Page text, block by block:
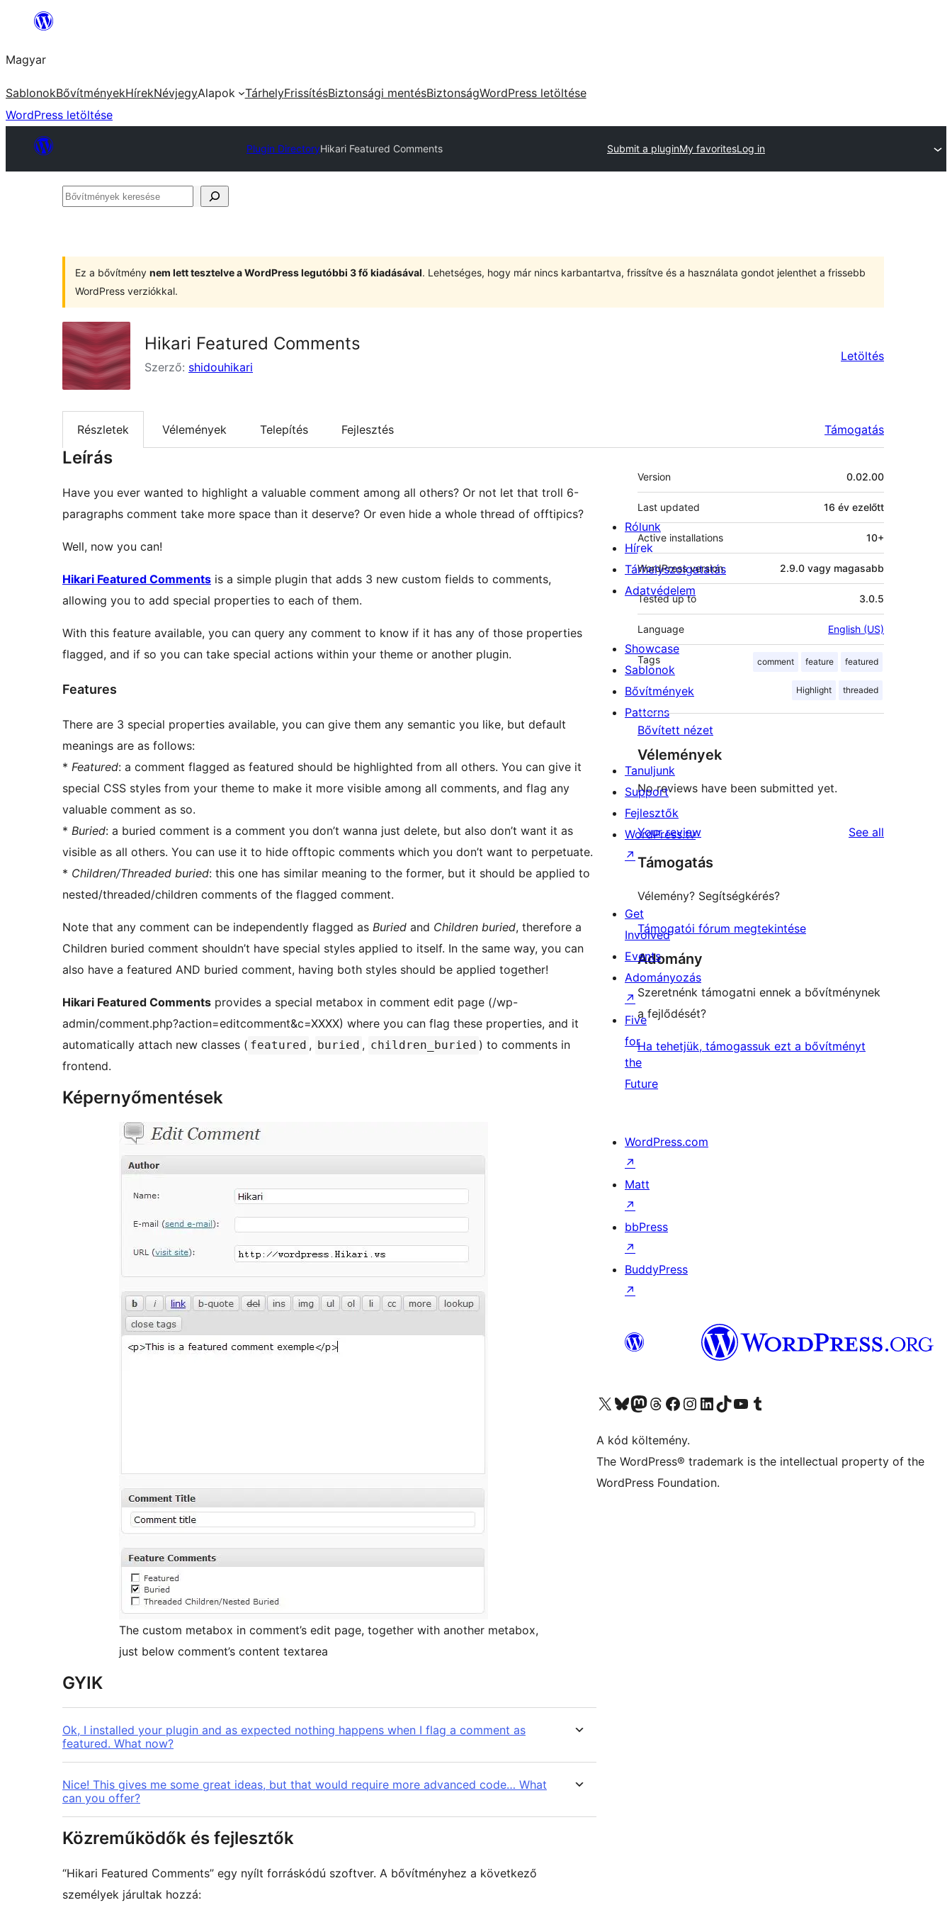
Ugrás
tartalomhoz
Magyar
SablonokBővítményekHírekNévjegyAlapok TárhelyFrissítésBiztonsági mentésBiztonságWordPress letöltése
WordPress letöltése
Plugin DirectoryHikari Featured Comments Submit a pluginMy favoritesLog in
Bővítmények
Ez a bővítmény nem lett tesztelve a WordPress legutóbbi 3 fő kiadásával. Lehetséges, hogy már nincs karbantartva, frissítve és a használata gondot jelenthet a frissebb
WordPress verziókkal.
Hikari Featured Comments
Szerző: shidouhikari
Letöltés
Részletek Vélemények Telepítés Fejlesztés Támogatás
Leírás
Have you ever wanted to highlight a valuable comment among all others? Or not let that troll 6-
paragraphs comment take more space than it deserve? Or even hide a whole thread of offtipics?
Well, now you can!
Hikari Featured Comments is a simple plugin that adds 3 new custom fields to comments,
allowing you to add special properties to each of them.
With this feature available, you can query any comment to know if it has any of those properties
flagged, and if so you can take special actions within your theme or another plugin.
Features
There are 3 special properties available, you can give them any semantic you like, but default
meanings are as follows:
* Featured: a comment flagged as featured should be highlighted from all others. You can give it
special CSS styles from your theme to make it more visible among all comments, and flag any
valuable comment as so.
* Buried: a buried comment is a comment you don’t wanna just delete, but also don’t want it as
visible as all others. You can use it to hide offtopic comments which you don’t want to perpetuate.
* Children/Threaded buried: this one has similar meaning to the former, but it should be applied to
nested/threaded/children comments of the flagged comment.
Note that any comment can be independently flagged as Buried and Children buried, therefore a
Children buried comment shouldn’t have special styles applied to itself. In the same way, you can
also have a featured AND buried comment, having both styles should be applied together!
Hikari Featured Comments provides a special metabox in comment edit page (/wp-
admin/comment.php?action=editcomment&c=XXXX) where you can flag these properties, and it
automatically attach new classes ( featured , buried , children_buried ) to comments in
frontend.
Képernyőmentések
The custom metabox in comment’s edit page, together with another metabox,
just below comment’s content textarea
GYIK
Ok, I installed your plugin and as expected nothing happens when I flag a comment as
featured. What now?
Nice! This gives me some great ideas, but that would require more advanced code… What
can you offer?
Közreműködők és fejlesztők
“Hikari Featured Comments” egy nyílt forráskódú szoftver. A bővítményhez a következő
személyek járultak hozzá:
Meta
Version 0.02.00
Last updated 16 év ezelőtt
Active installations 10+
WordPress version 2.9.0 vagy magasabb
Tested up to 3.0.5
Language English (US)
Tags comment feature featured
Highlight threaded
Bővített nézet
Vélemények
No reviews have been submitted yet.
Your review See all
Támogatás
Vélemény? Segítségkérés?
Támogatói fórum megtekintése
Adomány
Szeretnénk támogatni ennek a bővítménynek
a fejlődését?
Ha tehetjük, támogassuk ezt a bővítményt
Rólunk
Hírek
Tárhelyszolgatatás
Adatvédelem
Showcase
Sablonok
Bővítmények
Patterns
Tanuljunk
Support
Fejlesztők
WordPress.tv
↗
Get
Involved
Events
Adományozás
↗
Five
for
the
Future
WordPress.com
↗
Matt
↗
bbPress
↗
BuddyPress
↗
Visit our X (formerly Twitter) account
Visit our Bluesky account
Twitter csatornánk
Visit our Threads account
Facebook oldalunk megtekintése
Visit our Instagram account
Visit our LinkedIn account
Visit our TikTok account
Visit our YouTube channel
Visit our Tumblr account
A kód költemény.
The WordPress® trademark is the intellectual property of the
WordPress Foundation.